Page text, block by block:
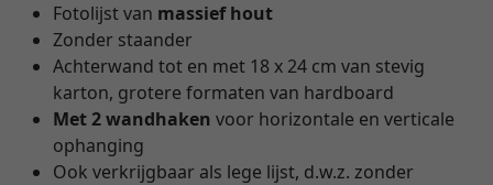
Fotolijst van massief hout
Zonder staander
Achterwand tot en met 18 x 24 cm van stevig
karton, grotere formaten van hardboard
Met 2 wandhaken voor horizontale en verticale
ophanging
Ook verkrijgbaar als lege lijst, d.w.z. zonder